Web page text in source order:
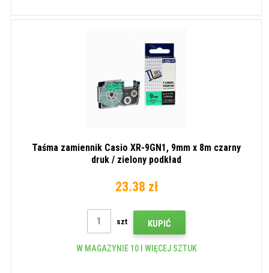
Taśma zamiennik Casio XR-9GN1, 9mm x 8m czarny
druk / zielony podkład
23.38 zł
szt KUPIĆ
W MAGAZYNIE 10 I WIĘCEJ SZTUK